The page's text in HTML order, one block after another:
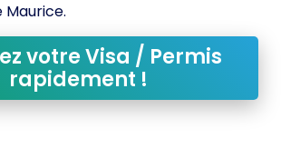
Maurice.
votre Visa / Permis
rapidement !